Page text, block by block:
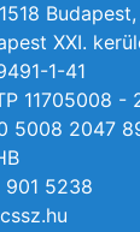
XXI.
1-41
11705008
5008 2047
5238